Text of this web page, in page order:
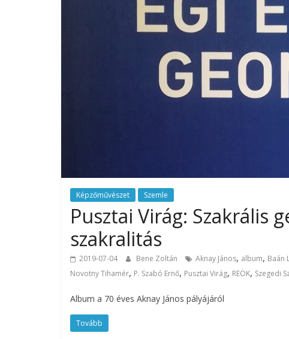
Képzőművészet Szemle
Pusztai Virág: Szakrális
szakralitás
2019-07-04 Bene Zoltán Aknay János, album, Baán
Novotny Tihamér, P. Szabó Ernő, Pusztai Virág, REÖK, Szegedi
Album a 70 éves Aknay János pályájáról
Tovább